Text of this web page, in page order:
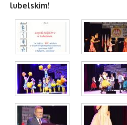
lubelskim!